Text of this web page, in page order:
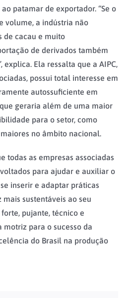
patamar de exportador. “Se o
volume, a indústria não
de cacau e muito
de derivados também
explica. Ela ressalta que a AIPC,
possui total interesse em
autossuficiente em
geraria além de uma maior
para o setor, como
no âmbito nacional.
todas as empresas associadas
para ajudar e auxiliar o
inserir e adaptar práticas
sustentáveis ao seu
pujante, técnico e
motriz para o sucesso da
do Brasil na produção